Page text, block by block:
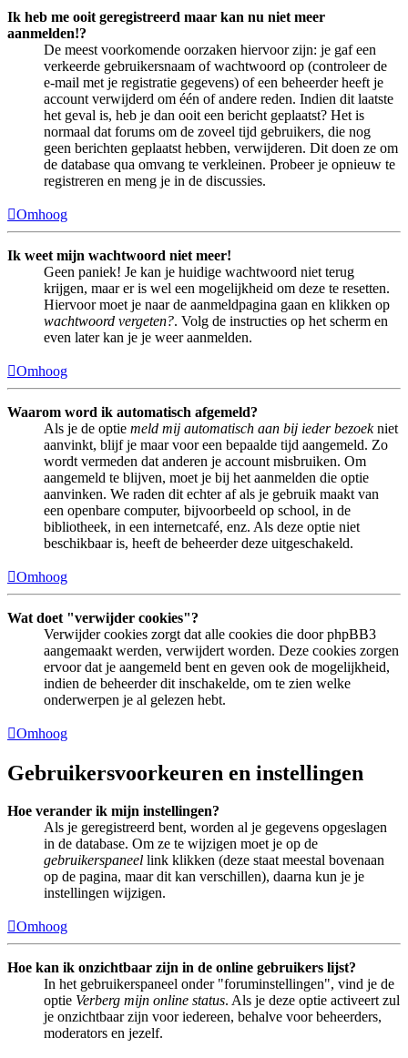
Ik heb me ooit geregistreerd maar kan nu niet meer
aanmelden!?
De meest voorkomende oorzaken hiervoor zijn: je gaf een
verkeerde gebruikersnaam of wachtwoord op (controleer de
e-mail met je registratie gegevens) of een beheerder heeft je
account verwijderd om één of andere reden. Indien dit laatste
het geval is, heb je dan ooit een bericht geplaatst? Het is
normaal dat forums om de zoveel tijd gebruikers, die nog
geen berichten geplaatst hebben, verwijderen. Dit doen ze om
de database qua omvang te verkleinen. Probeer je opnieuw te
registreren en meng je in de discussies.
Omhoog
Ik weet mijn wachtwoord niet meer!
Geen paniek! Je kan je huidige wachtwoord niet terug
krijgen, maar er is wel een mogelijkheid om deze te resetten.
Hiervoor moet je naar de aanmeldpagina gaan en klikken op
wachtwoord vergeten?. Volg de instructies op het scherm en
even later kan je je weer aanmelden.
Omhoog
Waarom word ik automatisch afgemeld?
Als je de optie meld mij automatisch aan bij ieder bezoekniet
aanvinkt, blijf je maar voor een bepaalde tijd aangemeld. Zo
wordt vermeden dat anderen je account misbruiken. Om
aangemeld te blijven, moet je bij het aanmelden die optie
aanvinken. We raden dit echter af als je gebruik maakt van
een openbare computer, bijvoorbeeld op school, in de
bibliotheek, in een internetcafé, enz. Als deze optie niet
beschikbaar is, heeft de beheerder deze uitgeschakeld.
Omhoog
Wat doet "verwijder cookies"?
Verwijder cookies zorgt dat alle cookies die door phpBB3
aangemaakt werden, verwijdert worden. Deze cookies zorgen
ervoor dat je aangemeld bent en geven ook de mogelijkheid,
indien de beheerder dit inschakelde, om te zien welke
onderwerpen je al gelezen hebt.
Omhoog
Gebruikersvoorkeuren en instellingen
Hoe verander ik mijn instellingen?
Als je geregistreerd bent, worden al je gegevens opgeslagen
in de database. Om ze te wijzigen moet je op de
gebruikerspaneel link klikken (deze staat meestal bovenaan
op de pagina, maar dit kan verschillen), daarna kun je je
instellingen wijzigen.
Omhoog
Hoe kan ik onzichtbaar zijn in de online gebruikers lijst?
In het gebruikerspaneel onder "foruminstellingen", vind je de
optie Verberg mijn online status. Als je deze optie activeert zul
je onzichtbaar zijn voor iedereen, behalve voor beheerders,
moderators en jezelf.